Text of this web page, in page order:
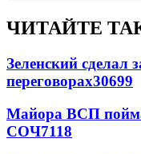
ЧИТАЙТЕ
Зеленский сделал
переговорах30699
Майора ВСП
СОЧ7118